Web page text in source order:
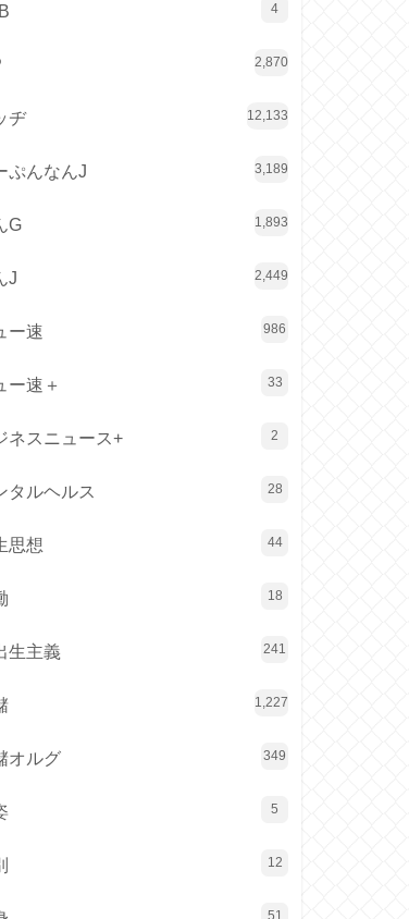
4
2,870
ヂ 12,133
ぷんなんJ 3,189
G 1,893
J 2,449
ー速 986
ー速＋ 33
ネスニュース+ 2
タルヘルス 28
思想 44
18
生主義 241
1,227
オルグ 349
5
12
51